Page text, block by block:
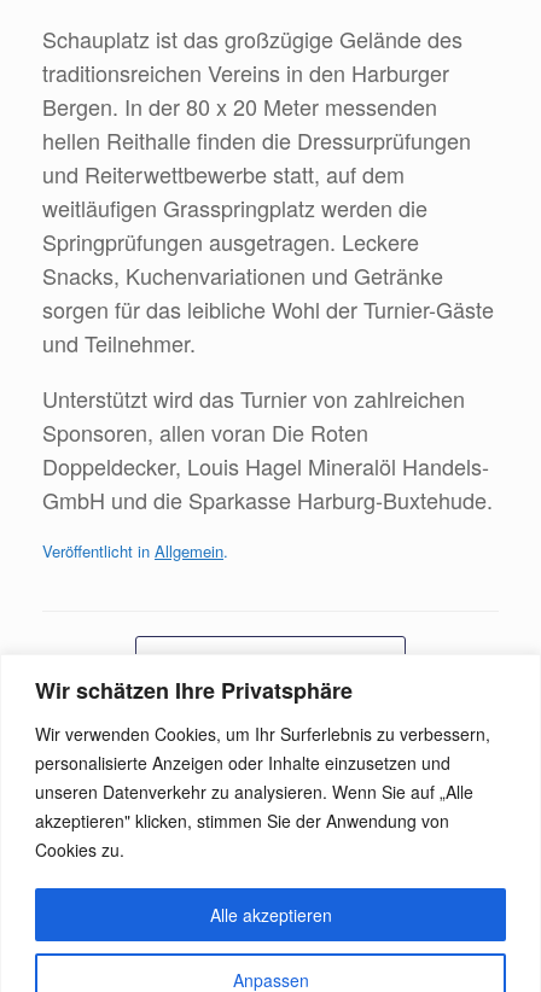
Wir schätzen Ihre Privatsphäre
Wir verwenden Cookies, um Ihr Surferlebnis zu verbessern,
personalisierte Anzeigen oder Inhalte einzusetzen und
unseren Datenverkehr zu analysieren. Wenn Sie auf „Alle
akzeptieren" klicken, stimmen Sie der Anwendung von
Cookies zu.
Anpassen
Alle akzeptieren
Schauplatz ist das großzügige Gelände des
traditionsreichen Vereins in den Harburger
Bergen. In der 80 x 20 Meter messenden
hellen Reithalle finden die Dressurprüfungen
und Reiterwettbewerbe statt, auf dem
weitläufigen Grasspringplatz werden die
Springprüfungen ausgetragen. Leckere
Snacks, Kuchenvariationen und Getränke
sorgen für das leibliche Wohl der Turnier-Gäste
und Teilnehmer.
Unterstützt wird das Turnier von zahlreichen
Sponsoren, allen voran Die Roten
Doppeldecker, Louis Hagel Mineralöl Handels-
GmbH und die Sparkasse Harburg-Buxtehude.
Veröffentlicht in Allgemein.
Generationenturnier im Harburger Reitverein
zum… →